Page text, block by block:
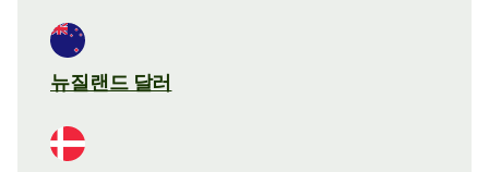
뉴질랜드 달러